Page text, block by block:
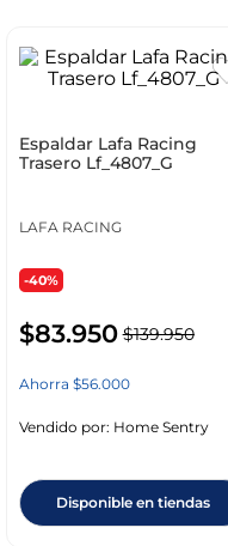
Espaldar Lafa Racing
Trasero Lf_4807_G
LAFA RACING
-40%
$83.950 $139.950
Ahorra $56.000
Vendido por: Home Sentry
Disponible en tiendas